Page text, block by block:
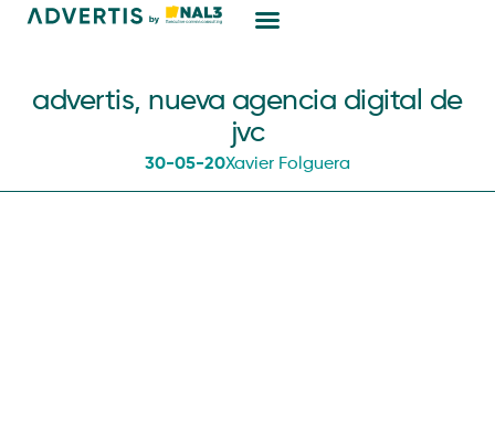
advertis, nueva agencia digital de
jvc
30-05-20Xavier Folguera